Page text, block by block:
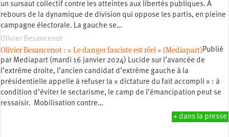
un sursaut collectif contre les atteintes aux libertés publiques. A
rebours de la dynamique de division qui oppose les partis, en pleine
campagne électorale. La gauche se…
Olivier Besancenot
Olivier Besancenot : « Le danger fasciste est réel » (Mediapart)Publié
par Mediapart (mardi 16 janvier 2024) Lucide sur l’avancée de
l’extrême droite, l’ancien candidat d’extrême gauche à la
présidentielle appelle à refuser la « dictature du fait accompli » : à
condition d’éviter le sectarisme, le camp de l’émancipation peut se
ressaisir. Mobilisation contre…
+ dans la presse